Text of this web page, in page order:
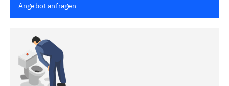
Angebot anfragen